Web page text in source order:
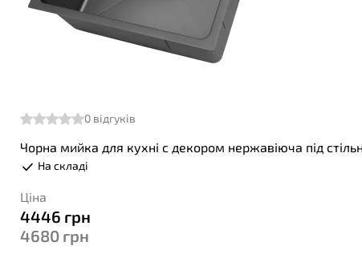
0 відгуків
Чорна мийка для кухні с декором нержавіюча під
На складі
Ціна
4446 грн
4680 грн